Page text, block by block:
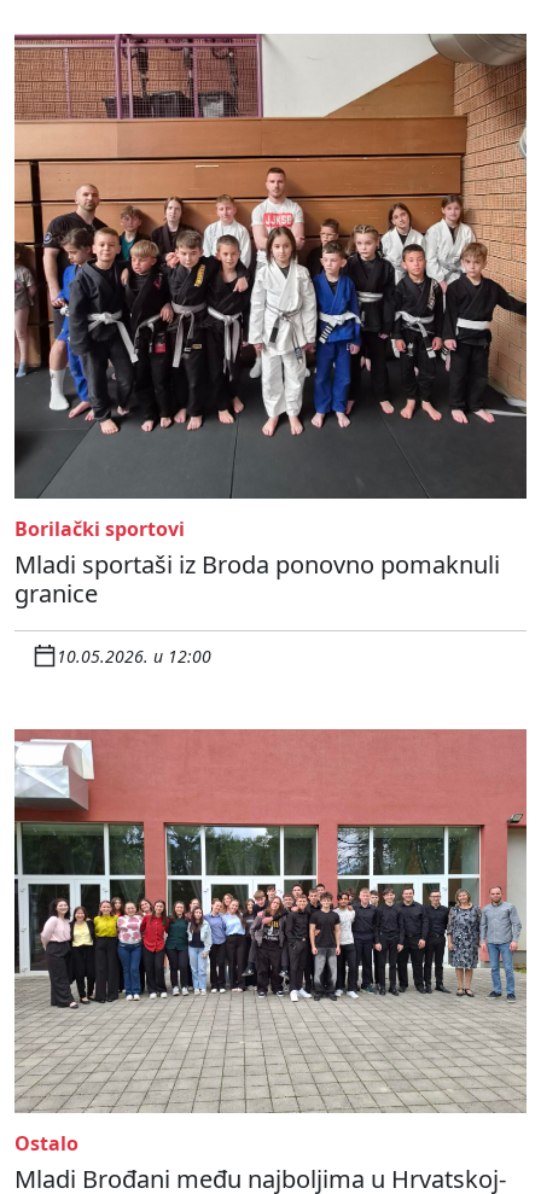
Borilački sportovi
Mladi sportaši iz Broda ponovno pomaknuli
granice
10.05.2026. u 12:00
Ostalo
Mladi Brođani među najboljima u Hrvatskoj-